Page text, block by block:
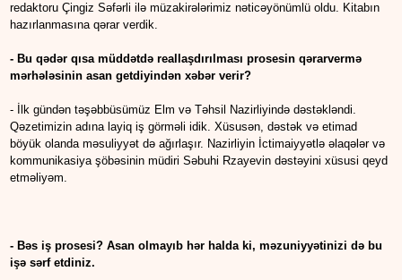
redaktoru Çingiz Səfərli ilə müzakirələrimiz nəticəyönümlü oldu. Kitabın
hazırlanmasına qərar verdik.
- Bu qədər qısa müddətdə reallaşdırılması prosesin qərarvermə
mərhələsinin asan getdiyindən xəbər verir?
- İlk gündən təşəbbüsümüz Elm və Təhsil Nazirliyində dəstəkləndi.
Qəzetimizin adına layiq iş görməli idik. Xüsusən, dəstək və etimad
böyük olanda məsuliyyət də ağırlaşır. Nazirliyin İctimaiyyətlə əlaqələr və
kommunikasiya şöbəsinin müdiri Səbuhi Rzayevin dəstəyini xüsusi qeyd
etməliyəm.
- Bəs iş prosesi? Asan olmayıb hər halda ki, məzuniyyətinizi də bu
işə sərf etdiniz.